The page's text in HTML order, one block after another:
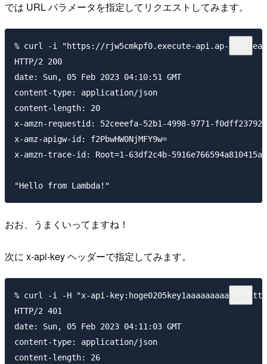
では URL パラメータを指定してリクエストしてみます。
% curl -i "https://rjw5cmkpf0.execute-api.ap-northeast-
HTTP/2 200
date: Sun, 05 Feb 2023 04:10:51 GMT
content-type: application/json
content-length: 20
x-amzn-requestid: 52ceeefa-52b1-4998-9771-
x-amz-apigw-id: f2PbwHW0NjMFY9w=
x-amzn-trace-id: Root=1-63df2c4b-
おお、うまくいってますね！
次に x-api-key ヘッダーで指定してみます。
% curl -i -H "x-api-
HTTP/2 401
date: Sun, 05 Feb 2023 04:11:03 GMT
content-type: application/json
content-length: 26